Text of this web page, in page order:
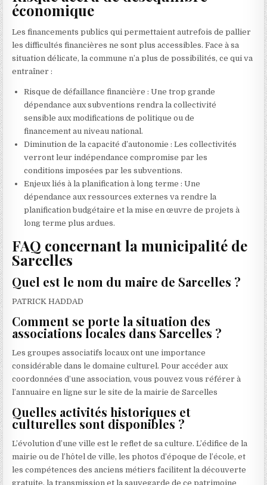
économique
Les financements publics qui permettaient autrefois de pallier
les difficultés financières ne sont plus accessibles. Face à sa
situation délicate, la commune n’a plus de possibilités, ce qui va
entraîner :
Risque de défaillance financière : Une trop grande
dépendance aux subventions rendra la collectivité
sensible aux modifications de politique ou de
financement au niveau national.
Diminution de la capacité d’autonomie : Les collectivités
verront leur indépendance compromise par les
conditions imposées par les subventions.
Enjeux liés à la planification à long terme : Une
dépendance aux ressources externes va rendre la
planification budgétaire et la mise en œuvre de projets à
long terme plus ardues.
FAQ concernant la municipalité de
Sarcelles
Quel est le nom du maire de Sarcelles ?
PATRICK HADDAD
Comment se porte la situation des
associations locales dans Sarcelles ?
Les groupes associatifs locaux ont une importance
considérable dans le domaine culturel. Pour accéder aux
coordonnées d’une association, vous pouvez vous référer à
l’annuaire en ligne sur le site de la mairie de Sarcelles
Quelles activités historiques et
culturelles sont disponibles ?
L’évolution d’une ville est le reflet de sa culture. L’édifice de la
mairie ou de l’hôtel de ville, les photos d’époque de l’école, et
les compétences des anciens métiers facilitent la découverte
gratuite, la transmission et la sauvegarde de ce patrimoine